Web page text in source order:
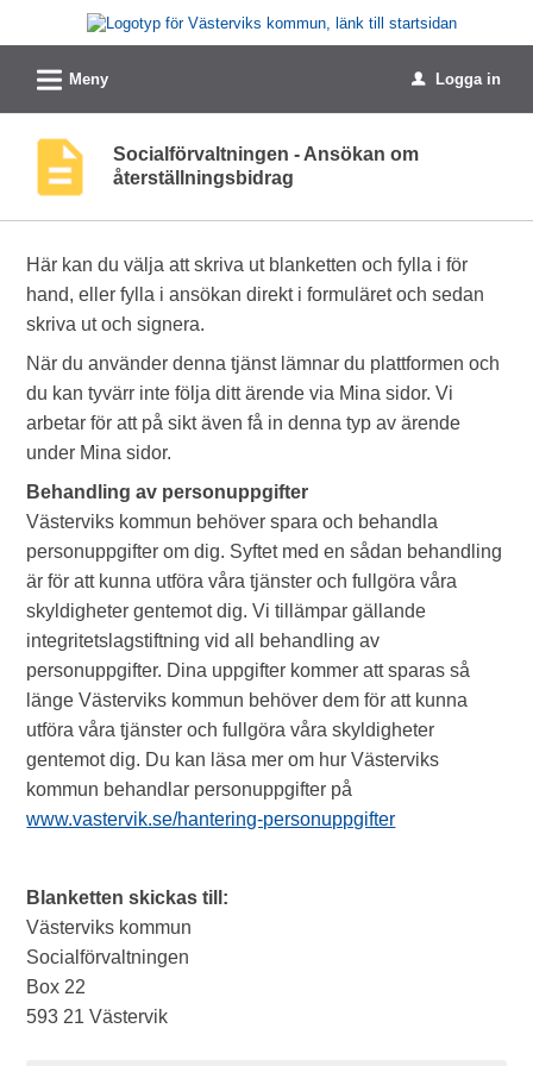
Välkommen
till
tjänster
Västerviks
kommun
L Meny u Logga in
Socialförvaltningen - Ansökan om
återställningsbidrag
Här kan du välja att skriva ut blanketten och fylla i för
hand, eller fylla i ansökan direkt i formuläret och sedan
skriva ut och signera.
När du använder denna tjänst lämnar du plattformen och
du kan tyvärr inte följa ditt ärende via Mina sidor. Vi
arbetar för att på sikt även få in denna typ av ärende
under Mina sidor.
Behandling av personuppgifter
Västerviks kommun behöver spara och behandla
personuppgifter om dig. Syftet med en sådan behandling
är för att kunna utföra våra tjänster och fullgöra våra
skyldigheter gentemot dig. Vi tillämpar gällande
integritetslagstiftning vid all behandling av
personuppgifter. Dina uppgifter kommer att sparas så
länge Västerviks kommun behöver dem för att kunna
utföra våra tjänster och fullgöra våra skyldigheter
gentemot dig. Du kan läsa mer om hur Västerviks
kommun behandlar personuppgifter på
www.vastervik.se/hantering-personuppgifter
Blanketten skickas till:
Västerviks kommun
Socialförvaltningen
Box 22
593 21 Västervik